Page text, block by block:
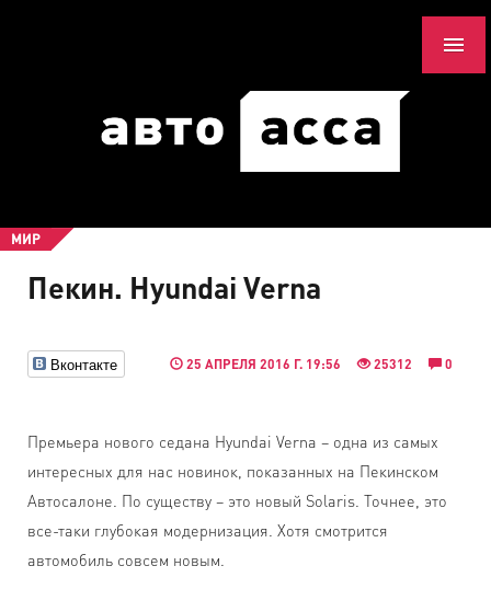
МИР
Пекин. Hyundai Verna
Вконтакте 25 АПРЕЛЯ 2016 Г. 19:56 25312 0
Премьера нового седана Hyundai Verna – одна из самых
интересных для нас новинок, показанных на Пекинском
Автосалоне. По существу – это новый Solaris. Точнее, это
все-таки глубокая модернизация. Хотя смотрится
автомобиль совсем новым.